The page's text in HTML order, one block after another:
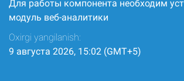
Для работы компонента необходим
модуль веб-аналитики
Oxirgi yangilanish:
9 августа 2026, 15:02 (GMT+5)